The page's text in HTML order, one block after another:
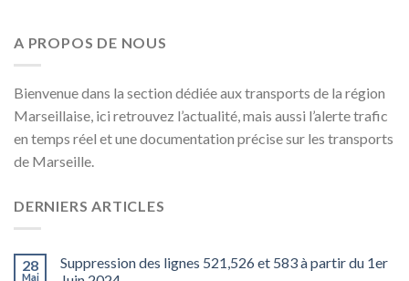
A PROPOS DE NOUS
Bienvenue dans la section dédiée aux transports de la région
Marseillaise, ici retrouvez l’actualité, mais aussi l’alerte trafic
en temps réel et une documentation précise sur les transports
de Marseille.
DERNIERS ARTICLES
28
Mai
Suppression des lignes 521,526 et 583 à partir du 1er